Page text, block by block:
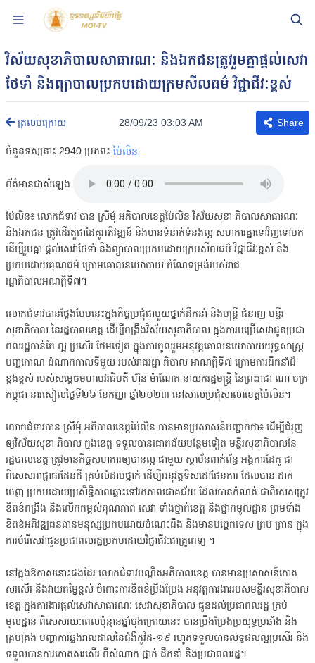
វិស័យសុខាភិបាលសាធារណៈ និងឯកជនត្រូវរួមគ្នាផ្តល់សេវា
ថែទាំ និងព្យាបាលប្រកបដោយក្រមសីលធម៌ វិជ្ជាជីវៈខ្ពស់
ត្រលប់ក្រោយ 28/09/23 03:03 AM Share
ចំនួនទស្សនា៖ 2940 ប្រភព៖ ប៉ៃលិន
ព័ត៌មានជាសំឡេង
ប៉ៃលិន៖ លោកជំទាវ​ បាន ស្រីមុំ អភិបាលខេត្តប៉ៃលិន វិស័យសុខា ភិបាលសាធារណៈ
និងឯកជន ត្រូវដើរតួជាដៃគូអភិវឌ្ឍន៍ និងមានទំនាក់ទំនងល្អ សហការគ្នាទៅវិញទៅមក
ដើម្បីរួមគ្នា ផ្តល់សេវាថែទាំ និងព្យាបាលប្រកបដោយក្រមសីលធម៌ វិជ្ជាជីវៈខ្ពស់ និង
ប្រកបដោយគុណធម៌ ក្រោមគោលនយោបាយ កំណែទម្រង់របស់រាជ
រដ្ឋាភិបាលអណត្តិទី៧។
លោកជំទាវបានថ្លែងបែបនេះក្នុងកិច្ចប្រជុំជាមួយថ្នាក់ដឹកនាំ និងមន្ត្រី ជំនាញ មន្ទីរ
សុខាភិបាល នៃរដ្ឋបាលខេត្ដ ដើម្បីពង្រឹងវិស័យសុខាភិបាល ក្នុងការបម្រើសេវាជូនប្រជា
ពលរដ្ឋកាន់តែ ល្អ ប្រសើរ ថែមទៀត ក្នុងការចូលរួមអនុវត្តគោលនយោបាយយុទ្ធសាស្ត្រ
បញ្ចកោណ ដំណាក់កាលទីមួយ របស់រាជរដ្ឋា ភិបាល អាណត្តិទី៧ ក្រោមការដឹកនាំដ៏
ខ្ពង់ខ្ពស់ របស់សម្តេចមហាបវរធិបតី ហ៊ុន ម៉ាណែត នាយករដ្ឋមន្ត្រី នៃព្រះរាជា ណា ចក្រ
កម្ពុជា នារសៀលថ្ងៃទី២៦ ខែកញ្ញា ឆ្នាំ២០២៣ នៅសាលប្រជុំសាលាខេត្តប៉ៃលិន។
លោកជំទាវបាន ស្រីមុំ អភិបាលខេត្តប៉ៃលិន បានមានប្រសាសន៍បញ្ជាក់ថា៖ ដើម្បីជំរុញ
ឲ្យវិស័យសុខា ភិបាល ក្នុងខេត្ត ទទួលបានជោគជ័យបន្ថែមទៀត មន្ទីរសុខាភិបាលនៃ
រដ្ឋបាលខេត្ត ត្រូវមានកិច្ចសហការឲ្យបានល្អ ជាមួយ ស្ថាប័នពាក់ព័ន្ធ អង្គការដៃគូ ជា
ពិសេសអាជ្ញាធរដែនដី គ្រប់លំដាប់ថ្នាក់ ដើម្បីអនុវត្តទិសដៅផែនការ ដែលបាន ដាក់
ចេញ ប្រកបដោយប្រសិទ្ធិភាពឆ្ពោះទៅរកភាពជោគជ័យ ដែលបានកំណត់ ជាពិសេសត្រូវ
ខិតខំពង្រឹង និងលើកកម្ពស់គុណភាព សេវា ទាំងថ្នាក់ខេត្ត និងថ្នាក់មូលដ្ឋាន ព្រមទាំង
ខិតខំអភិវឌ្ឍធនធានមនុស្សប្រកបដោយចំណេះដឹង និងមានបច្ចេកទេស គ្រប់ គ្រាន់ ក្នុង
ការបំរើសេវាជូនប្រជាពលរដ្ឋប្រកបដោយវិជ្ជាជីវៈជាគ្រូពេទ្យ ។
នៅក្នុងឱកាសនោះផងដែរ លោកជំទាវបណ្ឌិតអភិបាលខេត្ត បានមានប្រសាសន៍កោត
សរសើរ និងវាយតម្លៃខ្ពស់ ចំពោះការខិតខំប្រឹងប្រែង អនុវត្តការងាររបស់មន្ទីរសុខាភិបាល
ខេត្ត ក្នុងការងារផ្តល់សេវាសាធារណៈ សេវាសុខាភិបាល ជូនដល់ប្រជាពលរដ្ឋ គ្រប់
មូលដ្ឋាន ពិសេសរយៈពេលប៉ុន្មានឆ្នាំចុងក្រោយនេះ បានប្រឹងប្រែងប្រយុទ្ធប្រឆាំង និង
គ្រប់គ្រង បញ្ហាការឆ្លងរាលដាលនៃជំងឺកូវីដ-១៩ រហូតទទួលបានលទ្ធផលល្អប្រសើរ និង
ទទួលបានការកោតសរសើរ ពីសំណាក់ ថ្នាក់ ដឹកនាំ និងប្រជាពលរដ្ឋ។